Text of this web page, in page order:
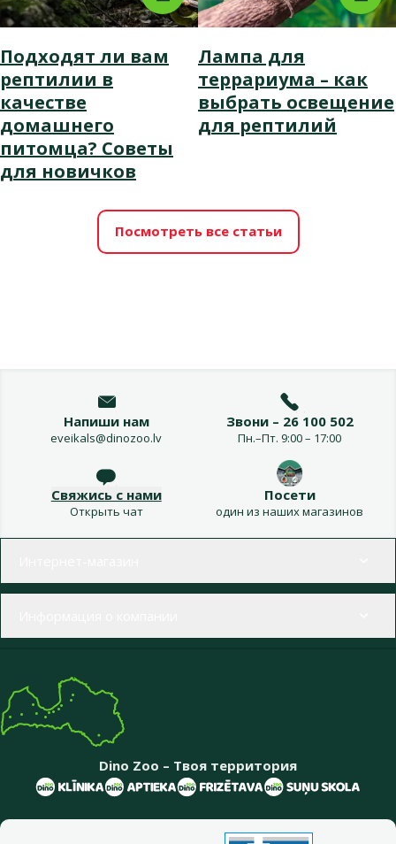
Подходят ли вам
рептилии в
качестве
домашнего
питомца? Советы
для новичков
Лампа для
террариума – как
выбрать освещение
для рептилий
Посмотреть все статьи
Напиши нам
eveikals@dinozoo.lv
Звони – 26 100 502
Пн.–Пт. 9:00 – 17:00
Свяжись с нами
Открыть чат
Посети
один из наших магазинов
Dino Zoo – Твоя территория